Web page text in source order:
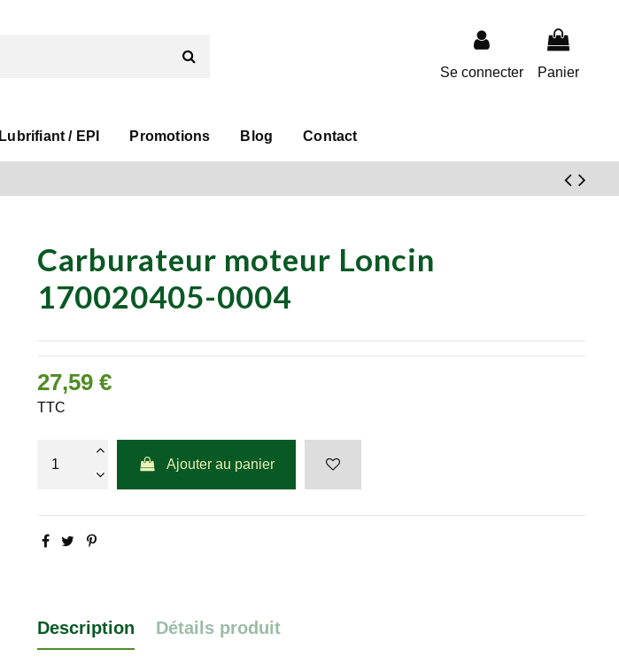
Se connecter Panier
Lubrifiant / EPI Promotions Blog Contact
Carburateur moteur Loncin
170020405-0004
27,59 €
TTC
Ajouter au panier
Description Détails produit